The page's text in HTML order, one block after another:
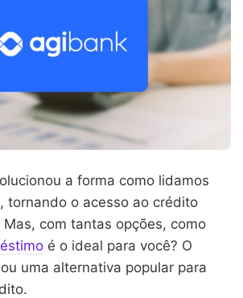
a forma como lidamos
tornando o acesso ao crédito
com tantas opções, como
é o ideal para você? O
uma alternativa popular para